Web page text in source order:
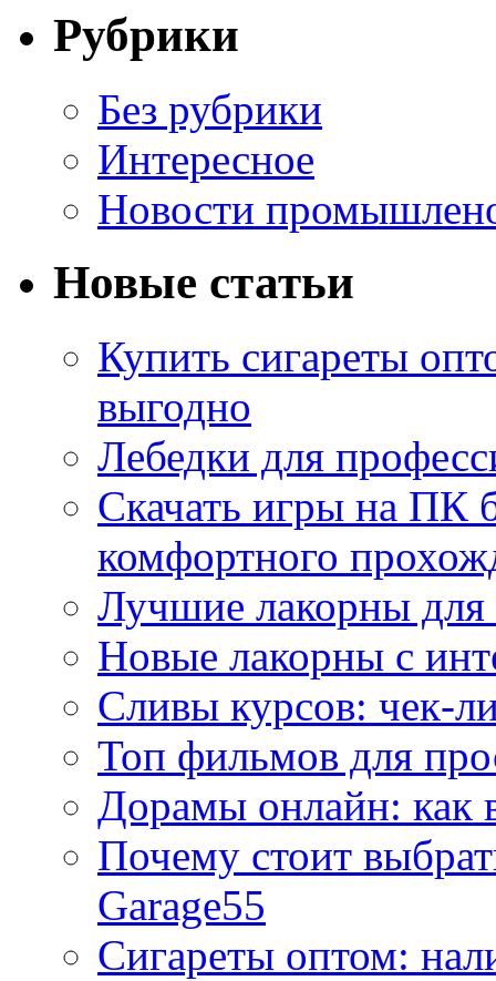
Рубрики
Без рубрики
Интересное
Новости
Новые статьи
Купить сигареты
выгодно
Лебедки для
Скачать игры на ПК
комфортного
Лучшие лакорны для
Новые лакорны с
Сливы курсов: чек-
Топ фильмов для
Дорамы онлайн: как
Почему стоит
Garage55
Сигареты оптом: